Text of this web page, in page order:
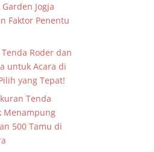
Jogja
Faktor Penentu
Roder dan
untuk Acara di
yang Tepat!
Tenda
Menampung
500 Tamu di